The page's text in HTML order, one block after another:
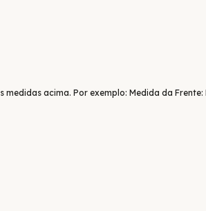
acima. Por exemplo: Medida da Frente: